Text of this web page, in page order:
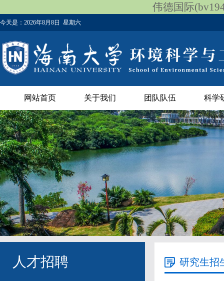
伟德国际
今天是： 2026年8月8日 星期六
网站首页 关于我们 团队队伍 科学
人才招聘 研究生招